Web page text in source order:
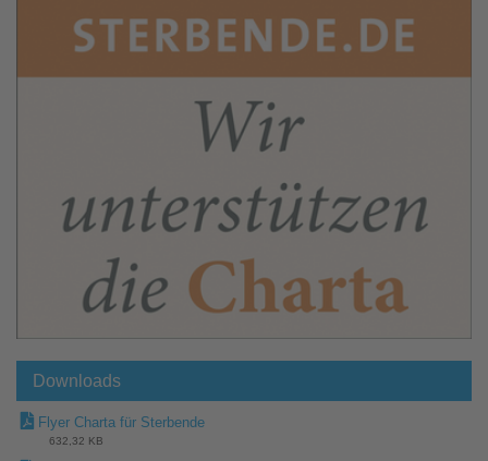
Downloads
Flyer Charta für Sterbende
632,32 KB